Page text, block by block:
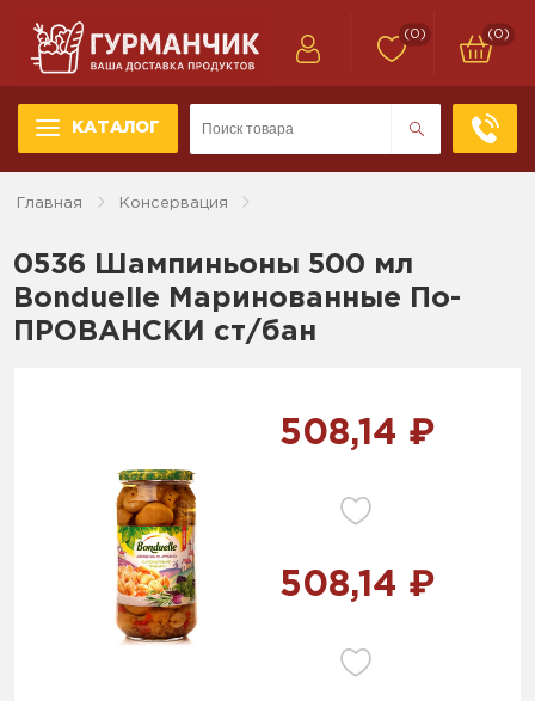
КАТАЛОГ
(0) (0)
Главная Консервация
0536 Шампиньоны 500 мл
Bonduelle Маринованные По-
ПРОВАНСКИ ст/бан
508,14 ₽
508,14 ₽